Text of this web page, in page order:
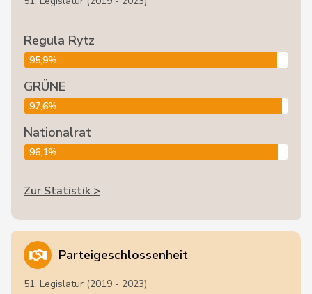
Regula Rytz
95,9%
GRÜNE
97,6%
Nationalrat
96,1%
Zur Statistik >
Parteigeschlossenheit
51. Legislatur (2019 - 2023)